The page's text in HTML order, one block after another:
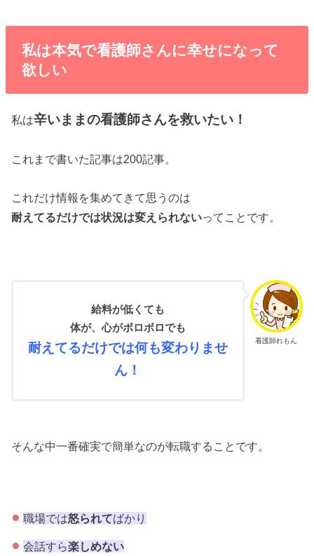
私は本気で看護師さんに幸せになって
欲しい
私は辛いままの看護師さんを救いたい！
これまで書いた記事は200記事。
これだけ情報を集めてきて思うのは
耐えてるだけでは状況は変えられないってことです。
看護師れもん
給料が低くても
体が、心がボロボロでも
耐えてるだけでは何も変わりませ
ん！
そんな中一番確実で簡単なのが転職することです。
職場では怒られてばかり
会話すら楽しめない